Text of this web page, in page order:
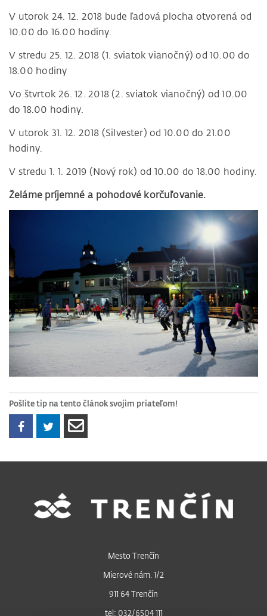
V utorok 24. 12. 2018 bude ľadová plocha otvorená od
10.00 do 16.00 hodiny.
V stredu 25. 12. 2018 (1. sviatok vianočný) od 10.00 do
18.00 hodiny
Vo štvrtok 26. 12. 2018 (2. sviatok vianočný) od 10.00
do 18.00 hodiny.
V utorok 31. 12. 2018 (Silvester) od 10.00 do 21.00
hodiny.
V stredu 1. 1. 2019 (Nový rok) od 10.00 do 18.00 hodiny.
Želáme príjemné a pohodové korčuľovanie.
Pošlite tip na tento článok svojim priateľom!
Mesto Trenčín
Mierové nám. 1/2
911 64 Trenčín
tel: 032/6504 111